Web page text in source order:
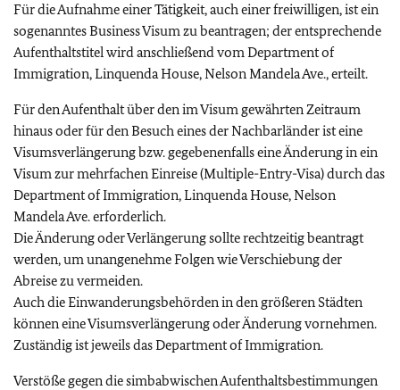
Für die Aufnahme einer Tätigkeit, auch einer freiwilligen, ist ein
sogenanntes Business Visum zu beantragen; der entsprechende
Aufenthaltstitel wird anschließend vom Department of
Immigration, Linquenda House, Nelson Mandela Ave., erteilt.
Für den Aufenthalt über den im Visum gewährten Zeitraum
hinaus oder für den Besuch eines der Nachbarländer ist eine
Visumsverlängerung bzw. gegebenenfalls eine Änderung in ein
Visum zur mehrfachen Einreise (Multiple-Entry-Visa) durch das
Department of Immigration, Linquenda House, Nelson
Mandela Ave. erforderlich.
Die Änderung oder Verlängerung sollte rechtzeitig beantragt
werden, um unangenehme Folgen wie Verschiebung der
Abreise zu vermeiden.
Auch die Einwanderungsbehörden in den größeren Städten
können eine Visumsverlängerung oder Änderung vornehmen.
Zuständig ist jeweils das Department of Immigration.
Verstöße gegen die simbabwischen Aufenthaltsbestimmungen